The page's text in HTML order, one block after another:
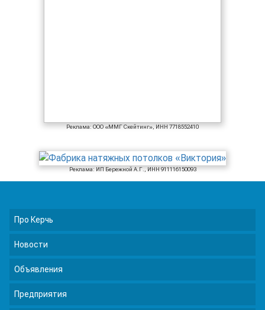
Реклама: ООО «ММГ Скейтинг», ИНН 7718552410
Реклама: ИП Бережной А.Г., ИНН 911116150093
Про Керчь
Новости
Объявления
Предприятия